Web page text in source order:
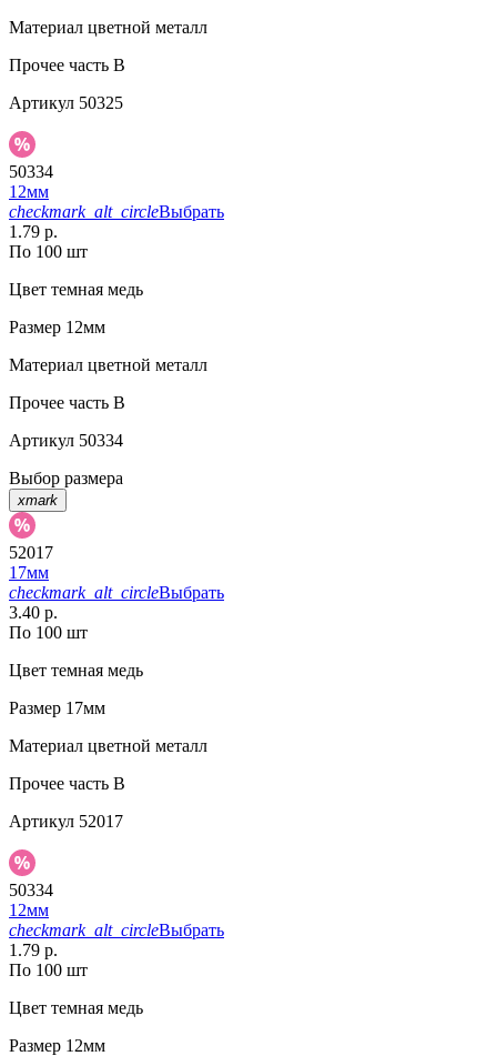
Материал цветной металл
Прочее часть B
Артикул 50325
50334
12мм
checkmark_alt_circleВыбрать
1.79 р.
По 100 шт
Цвет темная медь
Размер 12мм
Материал цветной металл
Прочее часть B
Артикул 50334
Выбор размера
xmark
52017
17мм
checkmark_alt_circleВыбрать
3.40 р.
По 100 шт
Цвет темная медь
Размер 17мм
Материал цветной металл
Прочее часть В
Артикул 52017
50334
12мм
checkmark_alt_circleВыбрать
1.79 р.
По 100 шт
Цвет темная медь
Размер 12мм